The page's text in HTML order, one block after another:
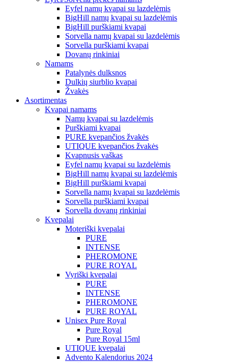
Eyfel namų kvapai su lazdelėmis
BigHill namų kvapai su lazdelėmis
BigHill purškiami kvapai
Sorvella namų kvapai su lazdelėmis
Sorvella purškiami kvapai
Dovanų rinkiniai
Namams
Patalynės dulksnos
Dulkių siurblio kvapai
Žvakės
Asortimentas
Kvapai namams
Namų kvapai su lazdelėmis
Purškiami kvapai
PURE kvepančios žvakės
UTIQUE kvepančios žvakės
Kvapnusis vaškas
Eyfel namų kvapai su lazdelėmis
BigHill namų kvapai su lazdelėmis
BigHill purškiami kvapai
Sorvella namų kvapai su lazdelėmis
Sorvella purškiami kvapai
Sorvella dovanų rinkiniai
Kvepalai
Moteriški kvepalai
PURE
INTENSE
PHEROMONE
PURE ROYAL
Vyriški kvepalai
PURE
INTENSE
PHEROMONE
PURE ROYAL
Unisex Pure Royal
Pure Royal
Pure Royal 15ml
UTIQUE kvepalai
Advento Kalendorius 2024